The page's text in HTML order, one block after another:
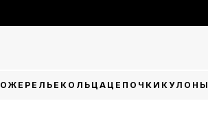
ОЖЕРЕЛЬЕ КОЛЬЦА ЦЕПОЧКИ КУЛОНЫ